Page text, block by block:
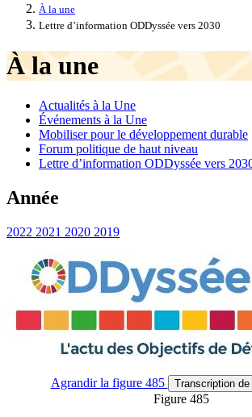
À la une
Lettre d’information ODDyssée vers 2030
À la une
Actualités à la Une
Événements à la Une
Mobiliser pour le développement durable
Forum politique de haut niveau
Lettre d’information ODDyssée vers
Année
2022 2021 2020 2019
Agrandirla figure 485 Transcription de
Figure 485